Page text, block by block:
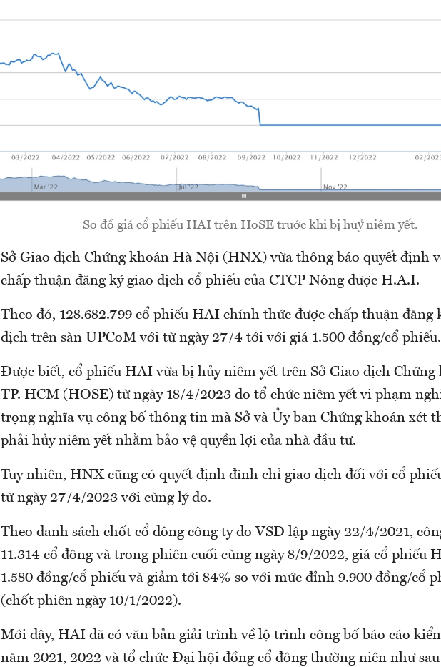
Sơ đồ giá cổ phiếu HAI trên HoSE trước khi bị huỷ niêm yết.
Sở Giao dịch Chứng khoán Hà Nội (HNX) vừa thông báo quyết định
chấp thuận đăng ký giao dịch cổ phiếu của CTCP Nông dược H.A.I.
Theo đó, 128.682.799 cổ phiếu HAI chính thức được chấp thuận đăng
dịch trên sàn UPCoM với từ ngày 27/4 tới với giá 1.500 đồng/cổ phiếu.
Được biết, cổ phiếu HAI vừa bị hủy niêm yết trên Sở Giao dịch Chứng
TP. HCM (HOSE) từ ngày 18/4/2023 do tổ chức niêm yết vi phạm
trọng nghĩa vụ công bố thông tin mà Sở và Ủy ban Chứng khoán xét
phải hủy niêm yết nhằm bảo vệ quyền lợi của nhà đầu tư.
Tuy nhiên, HNX cũng có quyết định đình chỉ giao dịch đối với cổ
từ ngày 27/4/2023 với cùng lý do.
Theo danh sách chốt cổ đông công ty do VSD lập ngày 22/4/2021,
11.314 cổ đông và trong phiên cuối cùng ngày 8/9/2022, giá cổ phiếu
1.580 đồng/cổ phiếu và giảm tới 84% so với mức đỉnh 9.900 đồng/cổ
(chốt phiên ngày 10/1/2022).
Mới đây, HAI đã có văn bản giải trình về lộ trình công bố báo cáo
năm 2021, 2022 và tổ chức Đại hội đồng cổ đông thường niên như